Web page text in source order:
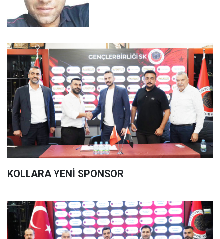
KOLLARA YENİ SPONSOR